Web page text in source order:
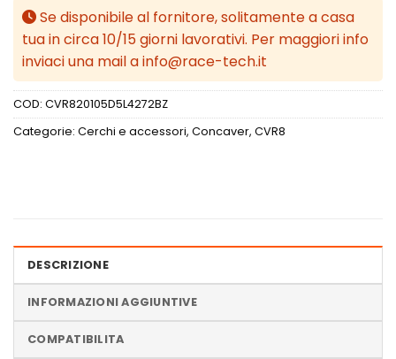
Se disponibile al fornitore, solitamente a casa
tua in circa 10/15 giorni lavorativi. Per maggiori info
inviaci una mail a info@race-tech.it
COD: CVR820105D5L4272BZ
Categorie: Cerchi e accessori, Concaver, CVR8
DESCRIZIONE
INFORMAZIONI AGGIUNTIVE
COMPATIBILITA